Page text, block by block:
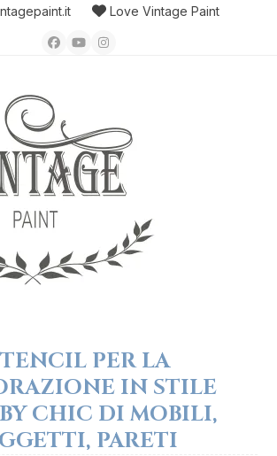
Love Vintage Paint
Facebook
YouTubeInstagram
PER LA
IN STILE
CHIC DI MOBILI,
PARETI